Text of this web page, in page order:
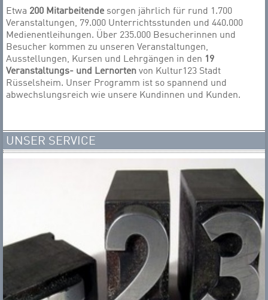
Etwa 200 Mitarbeitende sorgen jährlich für rund 1.700
Veranstaltungen, 79.000 Unterrichtsstunden und 440.000
Medienentleihungen. Über 235.000 Besucherinnen und
Besucher kommen zu unseren Veranstaltungen,
Ausstellungen, Kursen und Lehrgängen in den 19
Veranstaltungs- und Lernorten von Kultur123 Stadt
Rüsselsheim. Unser Programm ist so spannend und
abwechslungsreich wie unsere Kundinnen und Kunden.
UNSER SERVICE